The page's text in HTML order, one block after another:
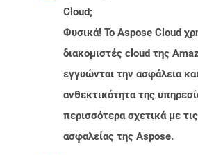
Cloud;
Φυσικά! Το Aspose Cloud
διακομιστές cloud της
εγγυώνται την ασφάλεια
ανθεκτικότητα της
περισσότερα σχετικά με
ασφαλείας της Aspose.